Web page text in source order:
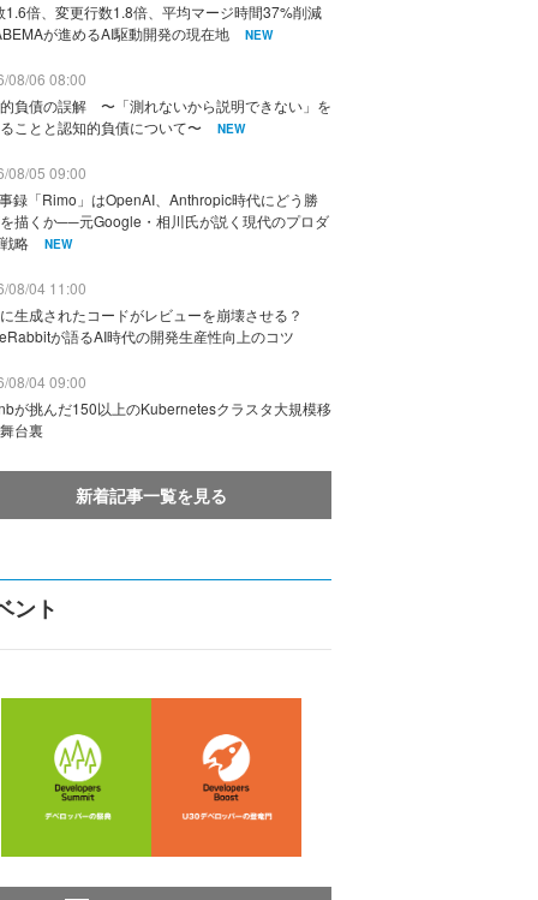
1.6倍、変更行数1.8倍、平均マージ時間37%削減
が進めるAI駆動開発の現在地
NEW
08/06 08:00
負債の誤解 〜「測れないから説明できない」を
ことと認知的負債について〜
NEW
08/05 09:00
録「Rimo」はOpenAI、Anthropic時代にどう勝
描くか──元Google・相川氏が説く現代のプロダ
略
NEW
08/04 11:00
生成されたコードがレビューを崩壊させる？
が語るAI時代の開発生産性向上のコツ
08/04 09:00
が挑んだ150以上のKubernetesクラスタ大規模移
台裏
新着記事一覧を見る
ント